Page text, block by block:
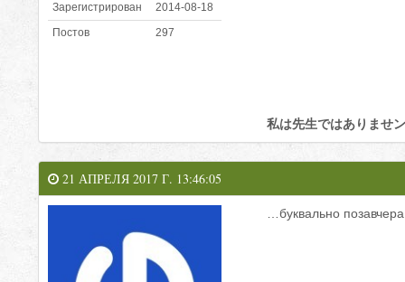
Зарегистрирован
2014-08-18
Постов
297
私は先生ではありませン
21 АПРЕЛЯ 2017 Г. 13:46:05
…буквально